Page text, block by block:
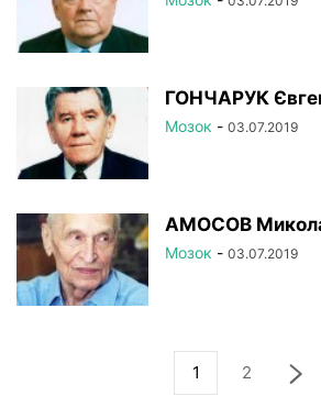
ГОНЧАРУК
Мозок - 03.07.2019
АМОСОВ
Мозок - 03.07.2019
1 2